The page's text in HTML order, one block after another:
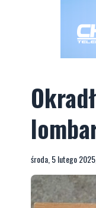
środa, 5 lutego